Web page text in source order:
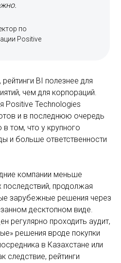
по
Positive
BI полезнее для
чем для корпораций.
Positive Technologies
и в последнюю очередь
том, что у крупного
и больше ответственности
компании меньше
продолжая
зарубежные решения через
десктопном виде.
регулярно проходить аудит,
решения вроде покупки
в Казахстане или
следствие, рейтинги